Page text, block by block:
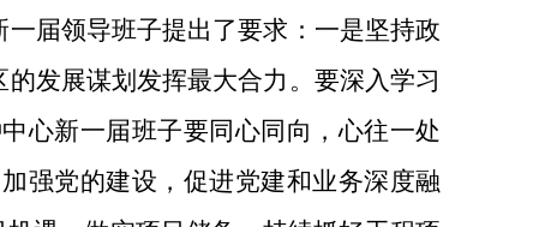
届领导班子提出了要求：一是坚持政
发展谋划发挥最大合力。要深入学习
心新一届班子要同心同向，心往一处
强党的建设，促进党建和业务深度融